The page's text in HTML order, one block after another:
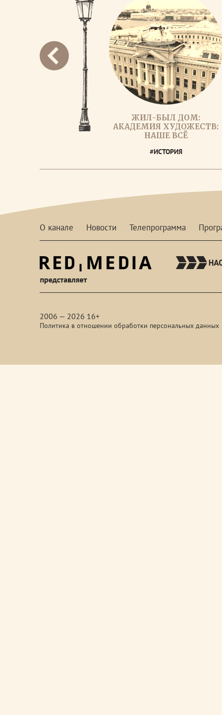
ЖИЛ-БЫЛ ДОМ:
АКАДЕМИЯ ХУДОЖЕСТВ:
НАШЕ ВСЁ
#ИСТОРИЯ
О канале Новости Телепрограмма
2006 — 2026 16+
Политика в отношении обработки персональных данных